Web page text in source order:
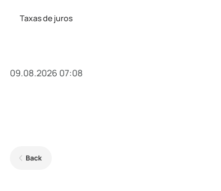
Taxas de juros
09.08.2026 07:08
Back